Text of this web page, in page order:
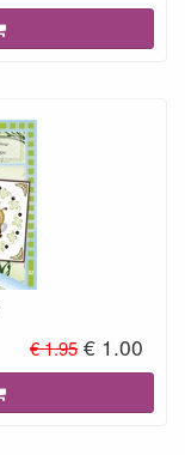
€ 1.95 € 1.00